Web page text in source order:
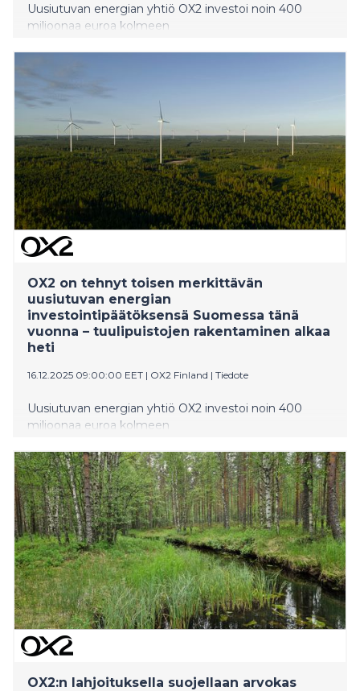
Uusiutuvan energian yhtiö OX2 investoi noin 400
miljoonaa euroa kolmeen
toinen suuren kokoluokan
investointipäätös Suomessa tänä vuonna. Yhteensä
OX2 on investoinut maatuulivoimaan Suomessa noin
1,1 miljardia euroa vuonna 2025. Kanniston,
Korkeamaan ja Salo-Ylikosken tuulipuistojen
rakentaminen alkaa välittömästi.
OX2 on tehnyt toisen merkittävän
uusiutuvan energian
investointipäätöksensä Suomessa tänä
vuonna – tuulipuistojen rakentaminen alkaa
heti
16.12.2025 09:00:00 EET | OX2 Finland | Tiedote
Uusiutuvan energian yhtiö OX2 investoi noin 400
miljoonaa euroa kolmeen
nimellisteho on yhteensä 277 MW. Tämä on yhtiön
toinen suuren kokoluokan
investointipäätös Suomessa tänä vuonna. Yhteensä
OX2 on investoinut maatuulivoimaan Suomessa noin
1,1 miljardia euroa vuonna 2025. Kanniston,
Korkeamaan ja Salo-Ylikosken tuulipuistojen
rakentaminen alkaa välittömästi.
OX2:n lahjoituksella suojellaan arvokas